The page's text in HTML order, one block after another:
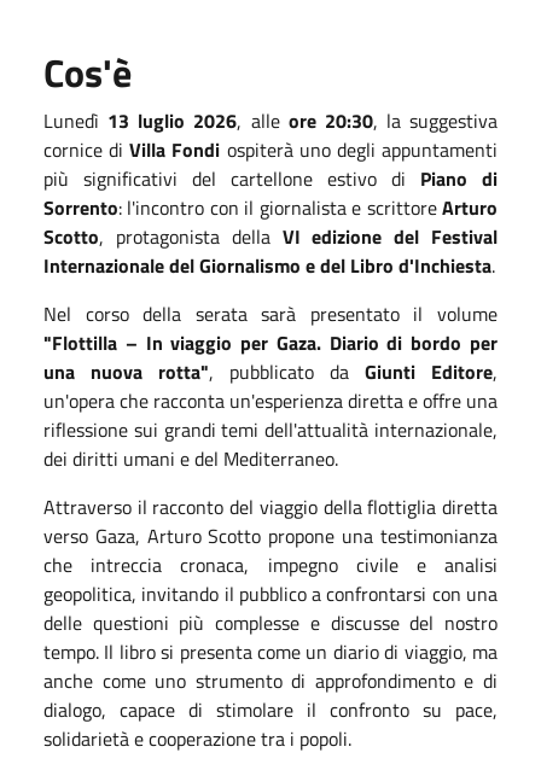
Cos'è
Lunedì 13 luglio 2026, alle ore 20:30, la suggestiva
cornice diVilla Fondi ospiterà uno degli appuntamenti
più significativi del cartellone estivo di Piano di
Sorrento: l'incontro con il giornalista e scrittoreArturo
Scotto, protagonista della VI edizione del Festival
Internazionale del Giornalismo e del Libro d'Inchiesta.
Nel corso della serata sarà presentato il volume
"Flottilla – In viaggio per Gaza. Diario di bordo per
una nuova rotta", pubblicato da Giunti Editore,
un'opera che racconta un'esperienza diretta e offre una
riflessione sui grandi temi dell'attualità internazionale,
dei diritti umani e del Mediterraneo.
Attraverso il racconto del viaggio della flottiglia diretta
verso Gaza, Arturo Scotto propone una testimonianza
che intreccia cronaca, impegno civile e analisi
geopolitica, invitando il pubblico a confrontarsi con una
delle questioni più complesse e discusse del nostro
tempo. Il libro si presenta come un diario di viaggio, ma
anche come uno strumento di approfondimento e di
dialogo, capace di stimolare il confronto su pace,
solidarietà e cooperazione tra i popoli.